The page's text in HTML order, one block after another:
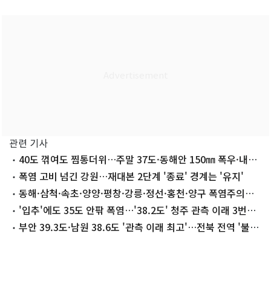
관련 기사
40도 꺾여도 찜통더위…주말 37도·동해안 150㎜ 폭우·내륙
소나기
폭염 고비 넘긴 강원…재대본 2단계 '종료' 경계는 '유지'
동해·삼척·속초·양양·평창·강릉·정선·홍천·양구 폭염주의
보 해제
'입추'에도 35도 안팎 폭염…'38.2도' 청주 관측 이래 3번째
더워부안 39.3도·남원 38.6도 '관측 이래 최고'…전북 전역 '불가